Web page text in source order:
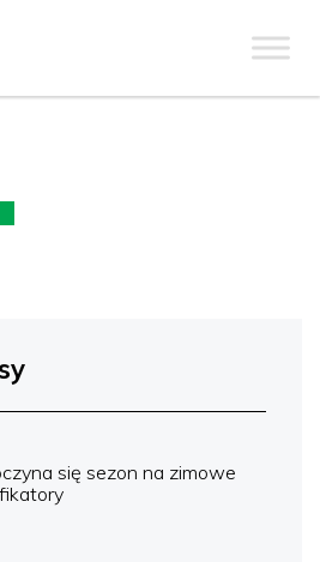
się sezon na zimowe